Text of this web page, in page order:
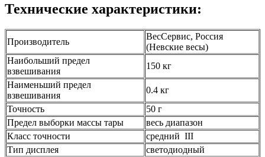
Технические характеристики:
Производитель
ВесСервис, Россия
(Невские весы)
Наибольший предел
взвешивания
150 кг
Наименьший предел
взвешивания
0.4 кг
Точность
50 г
Предел выборки массы тары
весь диапазон
Класс точности
средний III
Тип дисплея
светодиодный